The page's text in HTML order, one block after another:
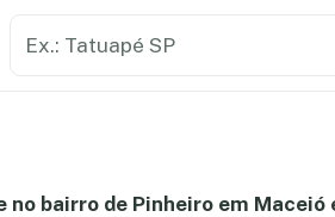
bairro de Pinheiro em Maceió